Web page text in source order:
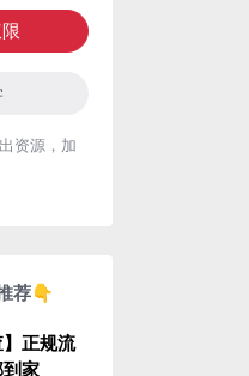
资源，加
荐👇
】正规流
家